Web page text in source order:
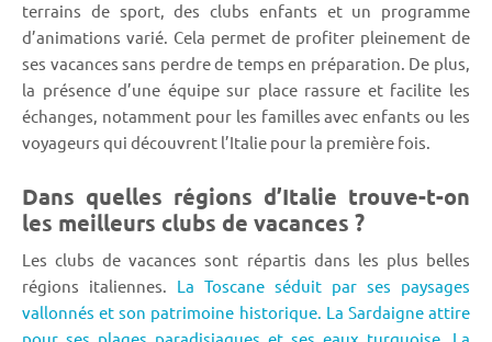
terrains de sport, des clubs enfants et un programme
d’animations varié. Cela permet de profiter pleinement de
ses vacances sans perdre de temps en préparation. De plus,
la présence d’une équipe sur place rassure et facilite les
échanges, notamment pour les familles avec enfants ou les
voyageurs qui découvrent l’Italie pour la première fois.
Dans quelles régions d’Italie trouve-t-on
les meilleurs clubs de vacances ?
Les clubs de vacances sont répartis dans les plus belles
régions italiennes. La Toscane séduit par ses paysages
vallonnés et son patrimoine historique. La Sardaigne attire